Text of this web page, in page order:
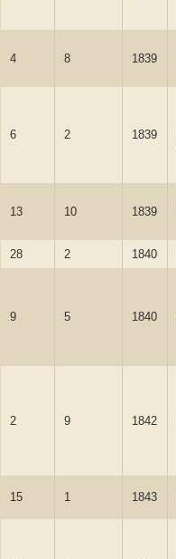
4 8 1839
6 2 1839
13 10 1839
28 2 1840
9 5 1840
2 9 1842
15 1 1843